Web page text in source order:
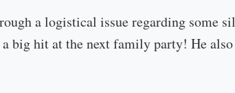
a logistical issue regarding some
hit at the next family party! He